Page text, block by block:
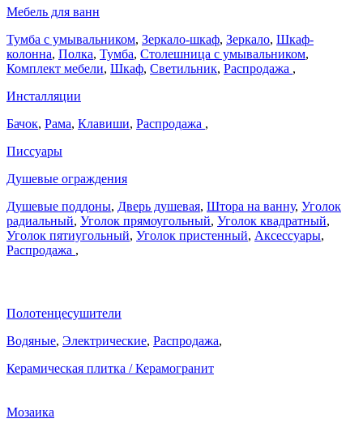
Мебель для ванн
Тумба с умывальником, Зеркало-шкаф, Зеркало, Шкаф-
колонна, Полка, Тумба, Столешница с умывальником,
Комплект мебели, Шкаф, Светильник, Распродажа ,
Инсталляции
Бачок, Рама, Клавиши, Распродажа ,
Писсуары
Душевые ограждения
Душевые поддоны, Дверь душевая, Штора на ванну, Уголок
радиальный, Уголок прямоугольный, Уголок квадратный,
Уголок пятиугольный, Уголок пристенный, Аксессуары,
Распродажа ,
Полотенцесушители
Водяные, Электрические, Распродажа,
Керамическая плитка / Керамогранит
Мозаика